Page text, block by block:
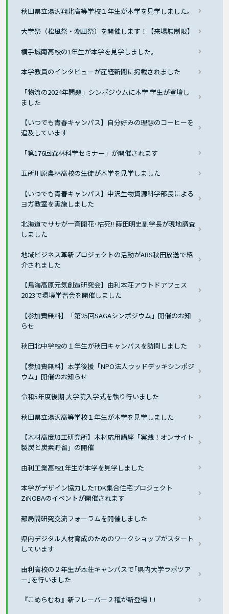
秋田県立湯沢翔北高等学校１年生が本学を見学しました。
大学祭（松風祭・潮風祭）を開催します！【来場無制限】
横手城南高校の1年生が本学を見学しました。
本学教員のインタビューが産経新聞に掲載されました
「物流の2024年問題」シンポジウムに本学 学生が登壇し
ました
【いつでも青春キャンパス】自分好みの理想のコーヒーを
追及しています
「第176回森林科学セミナー」が開催されます
五所川原農林高校の生徒が本学を見学しました
【いつでも青春キャンパス】中沢生物資源科学部長による
ヨガ教室を実施しました
北海道でササが一斉開花･枯死!! 蒔田明史副学長が現地調査
しました
地域ビジネス革新プロジェクトの活動がABS秋田放送で紹
介されました
【鳥海高原元気創造研究会】由利本荘アウトドアフェス
2023で環境学習会を開催しました
【参加費無料】「第25回SAGAシンポジウム」開催のお知
らせ
秋田北中学校の１年生が秋田キャンパスを訪問しました
【参加費無料】本学後援「NPO法人ウッドデッキシンポジ
ウム」開催のお知らせ
令和5年度後期 大学院入学式を執り行いました
秋田県立湯沢高等学校１年生が本学を見学しました
【木材高度加工研究所】木材応用講座「実践！オンサイト
製炭と炭素貯留」の開催
由利工業高校1年生が本学を見学しました
本学がデザイン協力したTDK集合住宅プロジェクト
ZiNOBAのイベントが開催されます
部局間研究交流フォーラムを開催しました
県内デジタル人材育成のためのワークショップがスタート
しています
由利高校の２年生が本荘キャンパスで｢県内大学ラボツア
ー｣を行いました
『こめらむね』新フレーバー２種が新登場！!